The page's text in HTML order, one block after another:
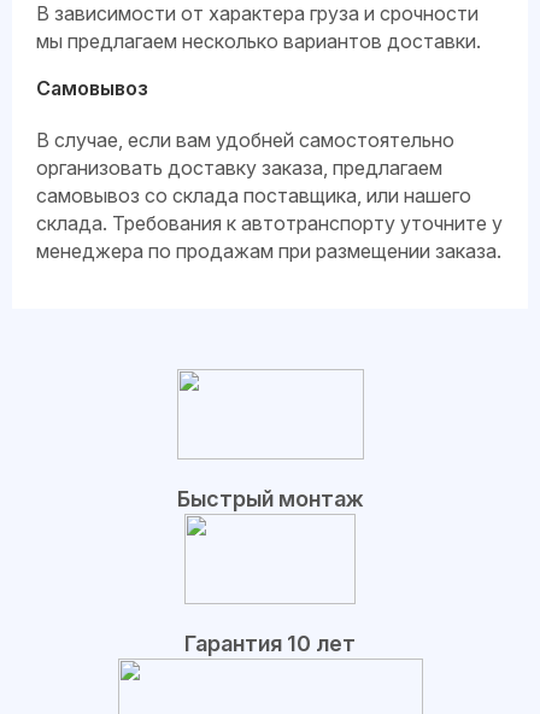
В зависимости от характера груза и срочности
мы предлагаем несколько вариантов доставки.
Самовывоз
В случае, если вам удобней самостоятельно
организовать доставку заказа, предлагаем
самовывоз со склада поставщика, или нашего
склада. Требования к автотранспорту уточните у
менеджера по продажам при размещении заказа.
Быстрый монтаж
Гарантия 10 лет